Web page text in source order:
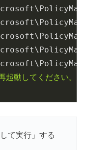
動してください。
て実行」する